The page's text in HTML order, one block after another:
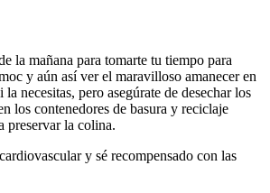
la mañana para tomarte tu tiempo para
y aún así ver el maravilloso amanecer en
necesitas, pero asegúrate de desechar los
los contenedores de basura y reciclaje
preservar la colina.
y sé recompensado con las